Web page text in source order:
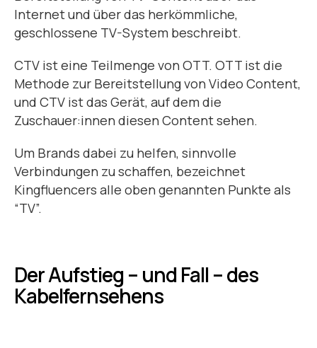
Internet und über das herkömmliche,
geschlossene TV-System beschreibt.
CTV ist eine Teilmenge von OTT. OTT ist die
Methode zur Bereitstellung von Video Content,
und CTV ist das Gerät, auf dem die
Zuschauer:innen diesen Content sehen.
Um Brands dabei zu helfen, sinnvolle
Verbindungen zu schaffen, bezeichnet
Kingfluencers alle oben genannten Punkte als
“TV”.
Der Aufstieg – und Fall – des
Kabelfernsehens